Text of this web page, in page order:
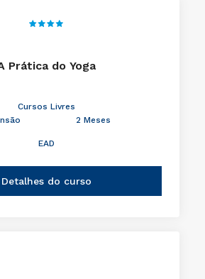
Prática do Yoga
Cursos Livres
2 Meses
EAD
Detalhes do curso